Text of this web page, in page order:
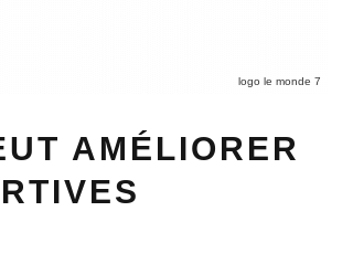
logo le monde 7
AMÉLIORER